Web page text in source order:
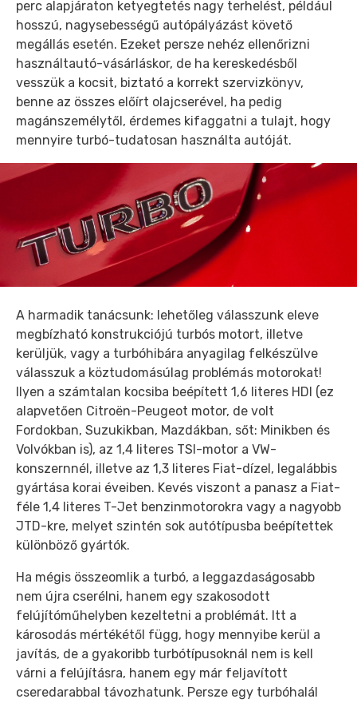
perc alapjáraton ketyegtetés nagy terhelést, például
hosszú, nagysebességű autópályázást követő
megállás esetén. Ezeket persze nehéz ellenőrizni
használtautó-vásárláskor, de ha kereskedésből
vesszük a kocsit, biztató a korrekt szervizkönyv,
benne az összes előírt olajcserével, ha pedig
magánszemélytől, érdemes kifaggatni a tulajt, hogy
mennyire turbó-tudatosan használta autóját.
A harmadik tanácsunk: lehetőleg válasszunk eleve
megbízható konstrukciójú turbós motort, illetve
kerüljük, vagy a turbóhibára anyagilag felkészülve
válasszuk a köztudomásúlag problémás motorokat!
Ilyen a számtalan kocsiba beépített 1,6 literes HDI (ez
alapvetően Citroën-Peugeot motor, de volt
Fordokban, Suzukikban, Mazdákban, sőt: Minikben és
Volvókban is), az 1,4 literes TSI-motor a VW-
konszernnél, illetve az 1,3 literes Fiat-dízel, legalábbis
gyártása korai éveiben. Kevés viszont a panasz a Fiat-
féle 1,4 literes T-Jet benzinmotorokra vagy a nagyobb
JTD-kre, melyet szintén sok autótípusba beépítettek
különböző gyártók.
Ha mégis összeomlik a turbó, a leggazdaságosabb
nem újra cserélni, hanem egy szakosodott
felújítóműhelyben kezeltetni a problémát. Itt a
károsodás mértékétől függ, hogy mennyibe kerül a
javítás, de a gyakoribb turbótípusoknál nem is kell
várni a felújításra, hanem egy már feljavított
cseredarabbal távozhatunk. Persze egy turbóhalál